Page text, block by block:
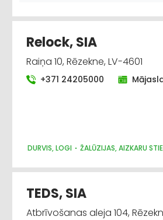
Relock, SIA
Raiņa 10, Rēzekne, LV-4601
+371 24205000
DURVIS, LOGI ŽALŪZIJAS, AIZKARU
TEDS, SIA
Atbrīvošanas aleja 104,